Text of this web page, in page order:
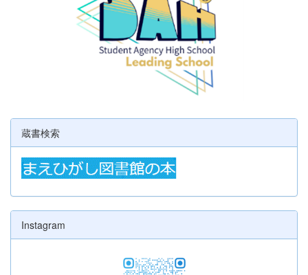
蔵書検索
Instagram